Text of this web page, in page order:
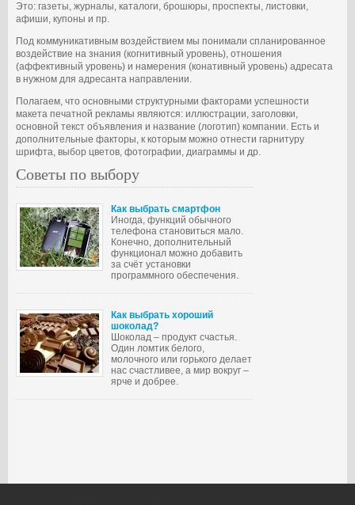
Это: газеты, журналы, каталоги, брошюры, проспекты, листовки,
афиши, купоны и пр.
Под коммуникативным воздействием мы понимали спланированное
воздействие на знания (когнитивный уровень), отношения
(аффективный уровень) и намерения (конативный уровень) адресата
в нужном для адресанта направлении.
Полагаем, что основными структурными факторами успешности
макета печатной рекламы являются: иллюстрации, заголовки,
основной текст объявления и название (логотип) компании. Есть и
дополнительные факторы, к которым можно отнести гарнитуру
шрифта, выбор цветов, фотографии, диаграммы и др.
Советы по выбору
Как выбрать смартфон
Иногда, функций обычного
телефона становиться мало.
Конечно, дополнительный
функционал можно добавить
за счёт установки
программного обеспечения.
Как выбрать хороший
шоколад?
Шоколад – продукт счастья.
Один ломтик белого,
молочного или горького делает
нас счастливее, а мир вокруг –
ярче и добрее.